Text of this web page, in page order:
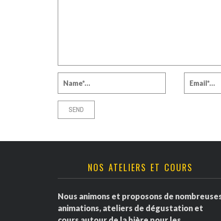
NOS ATELIERS ET COURS
Nous animons et proposons de
animations, ateliers de dégustation et